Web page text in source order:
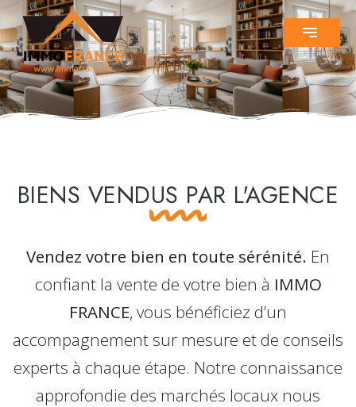
BIENS VENDUS PAR L'AGENCE
Vendez votre bien en toute sérénité. En
confiant la vente de votre bien à IMMO
FRANCE, vous bénéficiez d’un
accompagnement sur mesure et de conseils
experts à chaque étape. Notre connaissance
approfondie des marchés locaux nous